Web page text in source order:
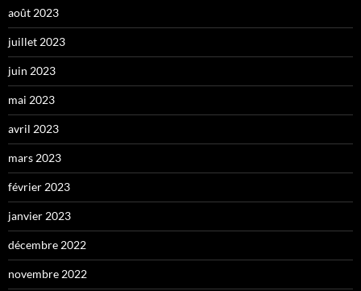
août 2023
juillet 2023
juin 2023
mai 2023
avril 2023
mars 2023
février 2023
janvier 2023
décembre 2022
novembre 2022